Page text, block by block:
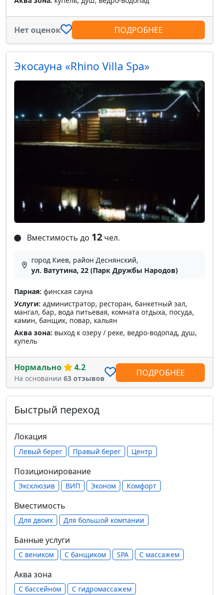
Нет оценок ПОДРОБНЕЕ
Экосауна «Rhino Villa Spa»
Вместимость до 12 чел.
город Киев, район Деснянский,
ул. Ватутина, 22 (Парк Дружбы Народов)
Парная: финская сауна
Услуги: администратор, ресторан, банкетный зал,
мангал, бар, вода питьевая, комната отдыха, посуда,
камин, банщик, повар, кальян
Аква зона: выход к озеру / реке, ведро-водопад, душ,
купель
Нормально 4.2
На основании 63 отзывов
ПОДРОБНЕЕ
Быстрый переход
Локация
Левый берег Правый берег Центр
Позиционирование
Эксклюзив ВИП Эконом Комфорт
Вместимость
Для двоих Для большой компании
Банные услуги
С веником С банщиком SPA С массажем
Аква зона
С бассейном
С гидромассажем